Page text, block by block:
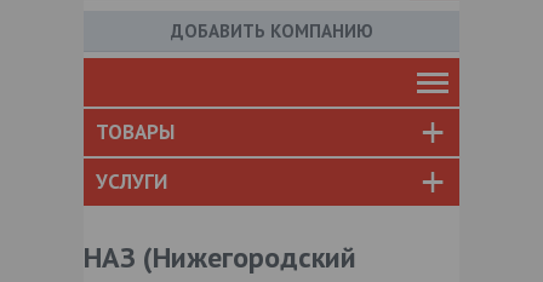
ДОБАВИТЬ КОМПАНИЮ
ТОВАРЫ
УСЛУГИ
НАЗ (Нижегородский